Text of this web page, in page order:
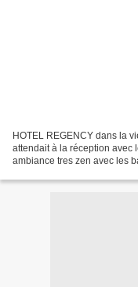
HOTEL REGENCY dans la
attendait à la réception avec
ambiance tres zen avec les